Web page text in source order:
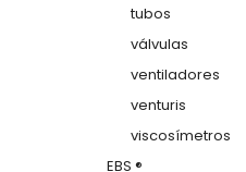
tubos
válvulas
ventiladores
venturis
viscosímetros
EBS ®